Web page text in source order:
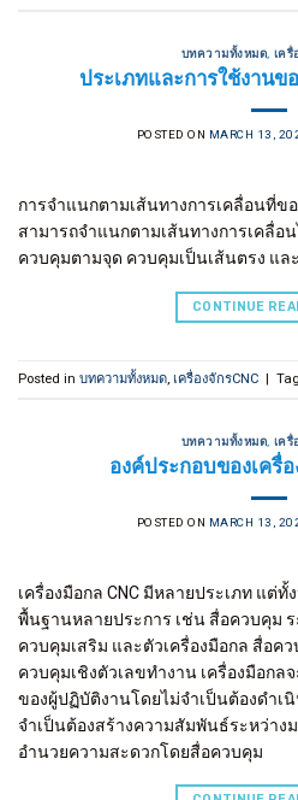
บทความทั้งหมด, เครื่
ประเภทและการใช้งานข
POSTED ON MARCH 13,
การจำแนกตามเส้นทางการเคลื่อนที่ขอ
สามารถจำแนกตามเส้นทางการเคลื่อ
ควบคุมตามจุด ควบคุมเป็นเส้นตรง แล
CONTINUE
Posted in บทความทั้งหมด, เครื่องจักรCNC |
บทความทั้งหมด, เครื่
องค์ประกอบของเครื่อ
POSTED ON MARCH 13,
เครื่องมือกล CNC มีหลายประเภท แต่
พื้นฐานหลายประการ เช่น สื่อควบคุม ร
ควบคุมเสริม และตัวเครื่องมือกล สื่อคว
ควบคุมเชิงตัวเลขทำงาน เครื่องมือกล
ของผู้ปฏิบัติงานโดยไม่จำเป็นต้องดำเ
จำเป็นต้องสร้างความสัมพันธ์ระหว่าง
อำนวยความสะดวกโดยสื่อควบคุม